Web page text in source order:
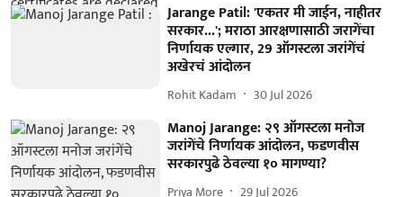
Jarange Patil: 'एकतर मी जाईन, नाहीतर
सरकार...'; मराठा आरक्षणासाठी जरागेंचा
निर्णायक एल्गार, 29 ऑगस्टला जरांगेंचं
अखेरचं आंदोलन
Rohit Kadam 30 Jul 2026
Manoj Jarange: २९ ऑगस्टला मनोज
जरांगेंचे निर्णायक आंदोलन, फडणवीस
सरकारपुढे ठेवल्या १० मागण्या?
Priya More 29 Jul 2026